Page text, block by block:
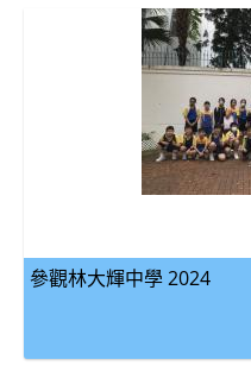
參觀林大輝中學 2024